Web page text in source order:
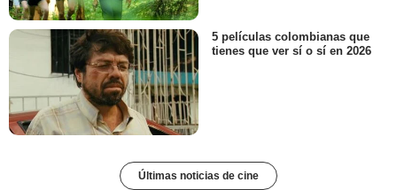
5 películas colombianas que
tienes que ver sí o sí en 2026
Últimas noticias de cine